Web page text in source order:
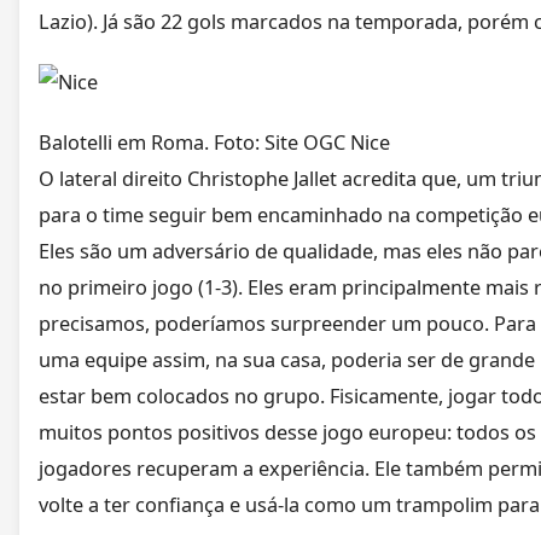
Lazio). Já são 22 gols marcados na temporada, porém
Balotelli em Roma. Foto: Site OGC Nice
O lateral direito Christophe Jallet acredita que, um
para o time seguir bem encaminhado na competição
Eles são um adversário de qualidade, mas eles não
no primeiro jogo (1-3). Eles eram principalmente mais
precisamos, poderíamos surpreender um pouco.
uma equipe assim, na sua casa, poderia ser de
estar bem colocados no grupo. Fisicamente, jogar
muitos pontos positivos desse jogo europeu: todos
jogadores recuperam a experiência. Ele também
volte a ter confiança e usá-la como um trampolim